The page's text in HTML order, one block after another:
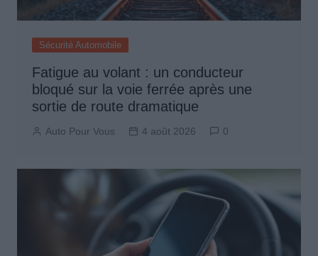
Sécurité Automobile
Fatigue au volant : un conducteur
bloqué sur la voie ferrée après une
sortie de route dramatique
Auto Pour Vous 4 août 2026 0